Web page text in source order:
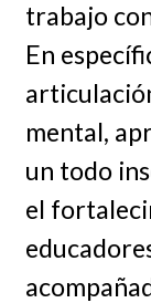
trabajo
En
mental,
un todo
el